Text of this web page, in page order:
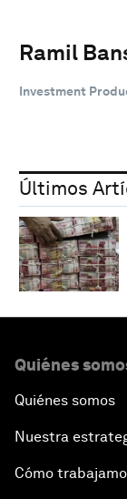
Ramil
Investment
Últimos
Quiénes
Quiénes somos
Nuestra
Cómo